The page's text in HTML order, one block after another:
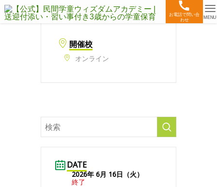
お電話で問い合
わせ
MENU
開催校
オンライン
DATE
2026年 6月 16日（火）
終了